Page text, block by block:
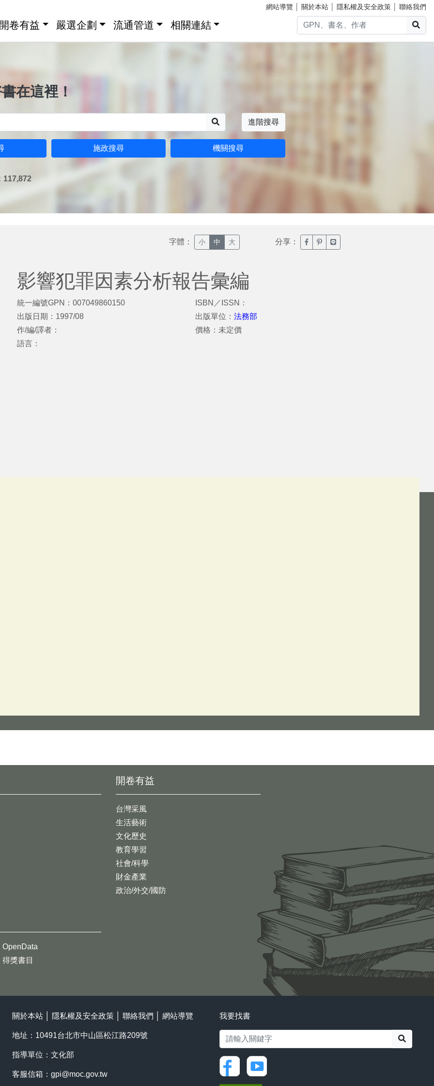
網站導覽 關於本站 隱私權及安全政策 聯絡我們
卷有益 嚴選企劃 流通管道 相關連結
在這裡！
進階搜尋
施政搜尋 機關搜尋
117,872
字體： 小 中 大 分享： 臉書分享(另開新視窗)
噗浪分享(另開新視窗)
Line分享(另開新視窗)
影響犯罪因素分析報告彙編
統一編號GPN：007049860150
出版日期：1997/08
作/編/譯者：
語言：
ISBN／ISSN：
出版單位：法務部
價格：未定價
開卷有益
台灣采風
生活藝術
文化歷史
教育學習
社會/科學
財金產業
政治/外交/國防
OpenData
得獎書目
關於本站 隱私權及安全政策 聯絡我們 網站導覽
地址：10491台北市中山區松江路209號
指導單位：文化部
客服信箱： gpi@moc.gov.tw
我要找書